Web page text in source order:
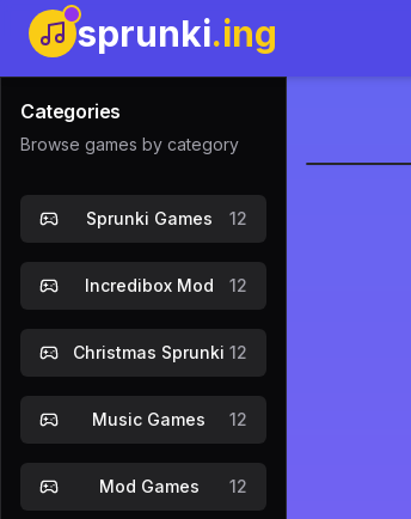
sprunki.ing
Categories
Browse games by category
Sprunki Games 12
Incredibox Mod 12
Christmas Sprunki 12
Music Games 12
Mod Games 12